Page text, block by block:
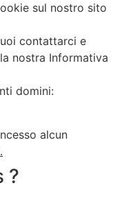
sul nostro sito
contattarci e
nostra Informativa
domini:
alcun
?